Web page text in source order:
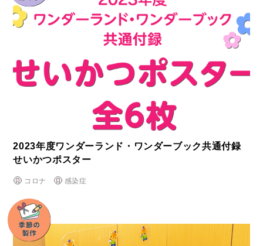
2023年度ワンダーランド・ワンダーブック共通付録
せいかつポスター
コロナ 感染症